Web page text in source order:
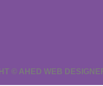
© AHED WEB